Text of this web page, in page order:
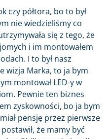
czy półtora, bo to był
nie wiedzieliśmy co
się z tego, że
i im montowałem
I to był nasz
wizja Marka, to ja bym
montował LED-y w
Pewnie ten biznes
zyskowności, bo ja bym
pensję przez pierwsze
że mamy być